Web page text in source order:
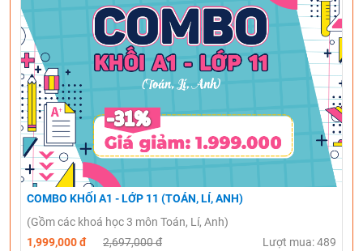
COMBO KHỐI A1 - LỚP 11 (TOÁN, LÍ, ANH)
(Gồm các khoá học 3 môn Toán, Lí, Anh)
1,999,000 đ
2,697,000 đ Lượt mua: 489